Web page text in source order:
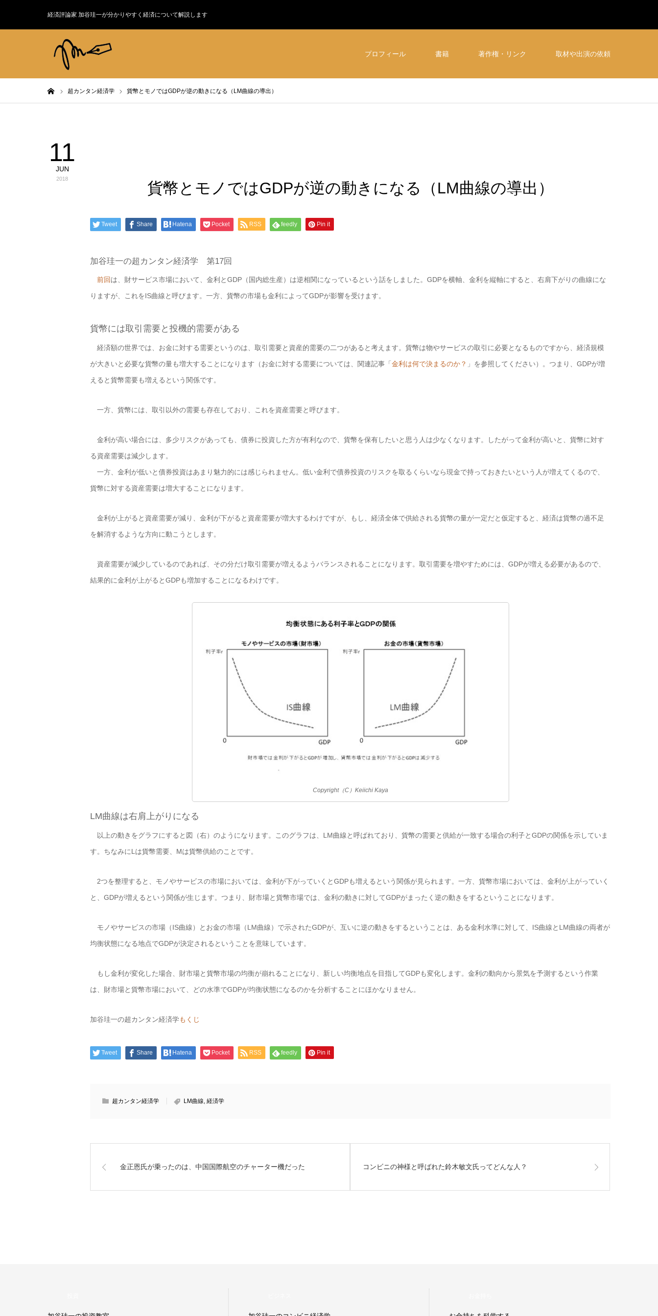
経済評論家 加谷珪一が分かりやすく経済について解説します
プロフィール 書籍 著作権・リンク 取材や出演の依頼
超カンタン経済学 貨幣とモノではGDPが逆の動きになる（LM曲線の導出）
11
JUN
2018
貨幣とモノではGDPが逆の動きになる（LM曲線の導出）
Tweet Share Hatena Pocket RSS feedly Pin it
加谷珪一の超カンタン経済学 第17回
前回は、財サービス市場において、金利とGDP（国内総生産）は逆相関になっているという話をしました。GDPを横軸、金利を縦軸にすると、右肩下がりの曲線にな
りますが、これをIS曲線と呼びます。一方、貨幣の市場も金利によってGDPが影響を受けます。
貨幣には取引需要と投機的需要がある
経済額の世界では、お金に対する需要というのは、取引需要と資産的需要の二つがあると考えます。貨幣は物やサービスの取引に必要となるものですから、経済規模
が大きいと必要な貨幣の量も増大することになります（お金に対する需要については、関連記事「 金利は何で決まるのか？ 」を参照してください）。つまり、GDPが増
えると貨幣需要も増えるという関係です。
一方、貨幣には、取引以外の需要も存在しており、これを資産需要と呼びます。
金利が高い場合には、多少リスクがあっても、債券に投資した方が有利なので、貨幣を保有したいと思う人は少なくなります。したがって金利が高いと、貨幣に対す
る資産需要は減少します。
一方、金利が低いと債券投資はあまり魅力的には感じられません。低い金利で債券投資のリスクを取るくらいなら現金で持っておきたいという人が増えてくるので、
貨幣に対する資産需要は増大することになります。
金利が上がると資産需要が減り、金利が下がると資産需要が増大するわけですが、もし、経済全体で供給される貨幣の量が一定だと仮定すると、経済は貨幣の過不足
を解消するような方向に動こうとします。
資産需要が減少しているのであれば、その分だけ取引需要が増えるようバランスされることになります。取引需要を増やすためには、GDPが増える必要があるので、
結果的に金利が上がるとGDPも増加することになるわけです。
Copyright（C）Keiichi Kaya
LM曲線は右肩上がりになる
以上の動きをグラフにすると図（右）のようになります。このグラフは、LM曲線と呼ばれており、貨幣の需要と供給が一致する場合の利子とGDPの関係を示していま
す。ちなみにLは貨幣需要、Mは貨幣供給のことです。
2つを整理すると、モノやサービスの市場においては、金利が下がっていくとGDPも増えるという関係が見られます。一方、貨幣市場においては、金利が上がっていく
と、GDPが増えるという関係が生じます。つまり、財市場と貨幣市場では、金利の動きに対してGDPがまったく逆の動きをするということになります。
モノやサービスの市場（IS曲線）とお金の市場（LM曲線）で示されたGDPが、互いに逆の動きをするということは、ある金利水準に対して、IS曲線とLM曲線の両者が
均衡状態になる地点でGDPが決定されるということを意味しています。
もし金利が変化した場合、財市場と貨幣市場の均衡が崩れることになり、新しい均衡地点を目指してGDPも変化します。金利の動向から景気を予測するという作業
は、財市場と貨幣市場において、どの水準でGDPが均衡状態になるのかを分析することにほかなりません。
加谷珪一の超カンタン経済学もくじ
Tweet Share Hatena Pocket RSS feedly Pin it
超カンタン経済学 LM曲線, 経済学
金正恩氏が乗ったのは、中国国際航空のチャーター機だった コンビニの神様と呼ばれた鈴木敏文氏ってどんな人？